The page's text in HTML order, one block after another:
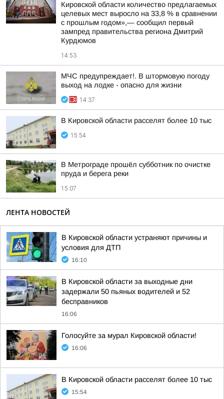
Кировской области количество предлагаемых
целевых мест выросло на 33,8 % в сравнении
с прошлым годом»,— сообщил первый
зампред правительства региона Дмитрий
Курдюмов
14:53
МЧС предупреждает!. В штормовую погоду
выход на лодке - опасно для жизни
14:37
В Кировской области расселят более 10 тыс
15:54
В Метрограде прошёл субботник по очистке
пруда и берега реки
15:07
ЛЕНТА НОВОСТЕЙ
В Кировской области устраняют причины и
условия для ДТП
16:10
В Кировской области за выходные дни
задержали 50 пьяных водителей и 52
бесправников
16:06
Голосуйте за мурал Кировской области!
16:06
В Кировской области расселят более 10 тыс
15:54